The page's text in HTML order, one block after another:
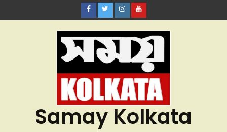
Samay Kolkata